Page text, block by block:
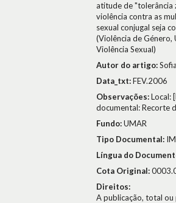
atitude de "tolerância
violência contra as
sexual conjugal seja
(Violência de Género,
Violência Sexual)
Autor do artigo:
Data_txt:FEV.2006
Observações:Local:
documental: Recorte
Fundo:UMAR
Tipo Documental:
Língua do
Cota Original:
Direitos:
A publicação, total